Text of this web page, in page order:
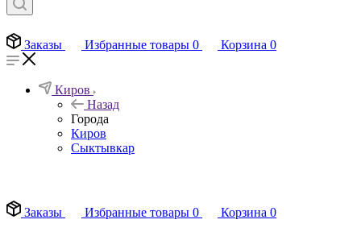
Заказы Избранные товары 0 Корзина 0
Киров
Назад
Города
Киров
Сыктывкар
Заказы
Избранные товары 0 Корзина 0